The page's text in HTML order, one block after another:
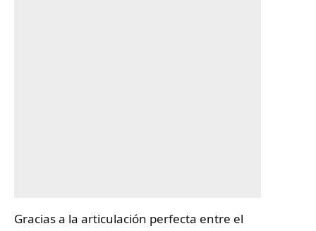
Gracias a la articulación perfecta entre el